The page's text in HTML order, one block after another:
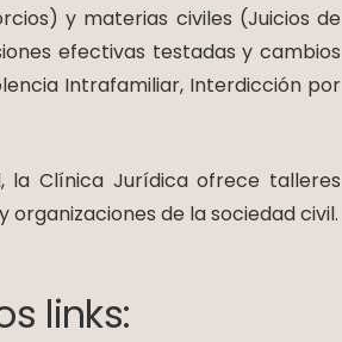
y materias civiles (Juicios de
efectivas testadas y cambios
Intrafamiliar, Interdicción por
la Clínica Jurídica ofrece talleres
organizaciones de la sociedad civil.
links: